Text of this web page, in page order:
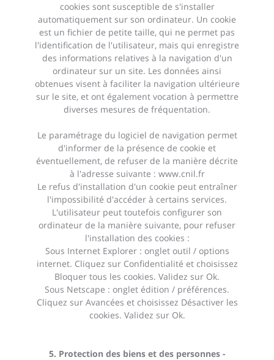
cookies sont susceptible de s'installer
automatiquement sur son ordinateur. Un cookie
est un fichier de petite taille, qui ne permet pas
l'identification de l'utilisateur, mais qui enregistre
des informations relatives à la navigation d'un
ordinateur sur un site. Les données ainsi
obtenues visent à faciliter la navigation ultérieure
sur le site, et ont également vocation à permettre
diverses mesures de fréquentation.
Le paramétrage du logiciel de navigation permet
d'informer de la présence de cookie et
éventuellement, de refuser de la manière décrite
à l'adresse suivante : www.cnil.fr
Le refus d'installation d'un cookie peut entraîner
l'impossibilité d'accéder à certains services.
L'utilisateur peut toutefois configurer son
ordinateur de la manière suivante, pour refuser
l'installation des cookies :
Sous Internet Explorer : onglet outil / options
internet. Cliquez sur Confidentialité et choisissez
Bloquer tous les cookies. Validez sur Ok.
Sous Netscape : onglet édition / préférences.
Cliquez sur Avancées et choisissez Désactiver les
cookies. Validez sur Ok.
5. Protection des biens et des personnes -